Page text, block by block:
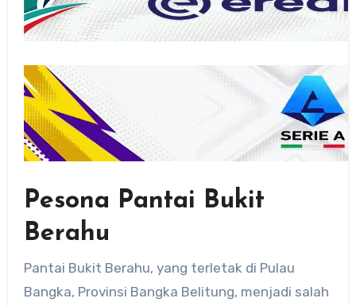
Pesona Pantai Bukit
Berahu
Pantai Bukit Berahu, yang terletak di Pulau
Bangka, Provinsi Bangka Belitung, menjadi salah